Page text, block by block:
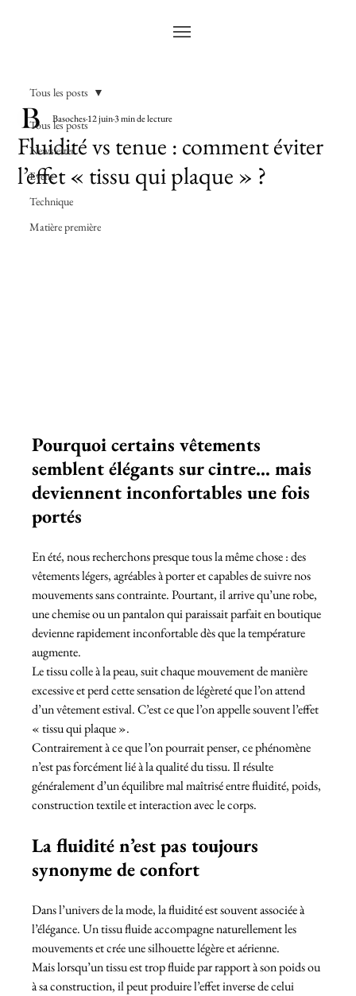
Tous les posts
Newsletter
Event
Technique
Matière première
Tous les posts
Fluidité vs tenue : comment éviter
l’effet « tissu qui plaque » ?
Basoches12 juin3 min de lecture
Pourquoi certains vêtements
semblent élégants sur cintre… mais
deviennent inconfortables une fois
portés
En été, nous recherchons presque tous la même chose : des
vêtements légers, agréables à porter et capables de suivre nos
mouvements sans contrainte. Pourtant, il arrive qu’une robe,
une chemise ou un pantalon qui paraissait parfait en boutique
devienne rapidement inconfortable dès que la température
augmente.
Le tissu colle à la peau, suit chaque mouvement de manière
excessive et perd cette sensation de légèreté que l’on attend
d’un vêtement estival. C’est ce que l’on appelle souvent l’effet
« tissu qui plaque ».
Contrairement à ce que l’on pourrait penser, ce phénomène
n’est pas forcément lié à la qualité du tissu. Il résulte
généralement d’un équilibre mal maîtrisé entre fluidité, poids,
construction textile et interaction avec le corps.
La fluidité n’est pas toujours
synonyme de confort
Dans l’univers de la mode, la fluidité est souvent associée à
l’élégance. Un tissu fluide accompagne naturellement les
mouvements et crée une silhouette légère et aérienne.
Mais lorsqu’un tissu est trop fluide par rapport à son poids ou
à sa construction, il peut produire l’effet inverse de celui